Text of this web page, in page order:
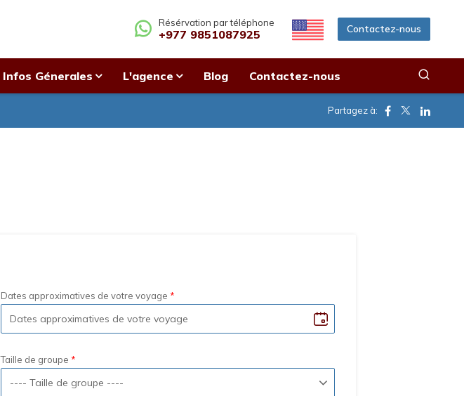
Résérvation par téléphone
+977 9851087925 Contactez-nous
Infos Génerales L'agence Blog Contactez-nous
Partagez à: Facebook
Twitter
Dates approximatives de votre voyage
Taille de groupe